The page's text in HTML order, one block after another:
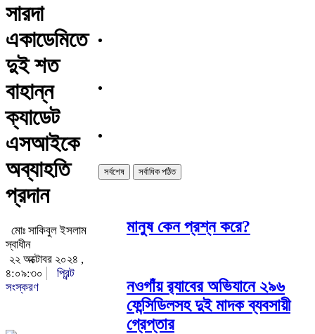
সারদা
একাডেমিতে
দুই শত
বাহান্ন
ক্যাডেট
এসআইকে
অব্যাহতি
প্রদান
মোঃ সাকিবুল ইসলাম
স্বাধীন
২২ অক্টোবর ২০২৪ ,
৪:০৯:৩০
প্রিন্ট
সংস্করণ
সর্বশেষ সর্বাধিক পঠিত
মানুষ কেন প্রশ্ন করে?
নওগাঁয় র‌্যাবের অভিযানে ২৯৬
ফেন্সিডিলসহ দুই মাদক ব্যবসায়ী
গ্রেপ্তার